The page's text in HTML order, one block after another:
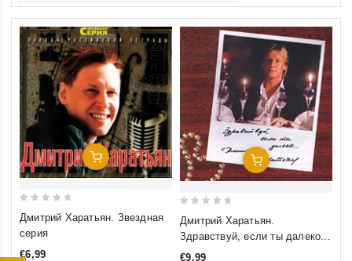
Добавить В Корзину
out
5
Дмитрий Харатьян. Звездная
серия
€6,99
Добавить В Корзину
out
Дмитрий Харатьян.
Здравствуй, если ты далеко...
€9,99